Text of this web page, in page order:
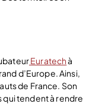
Euratechà
d’Europe. Ainsi,
de France. Son
tendent à rendre